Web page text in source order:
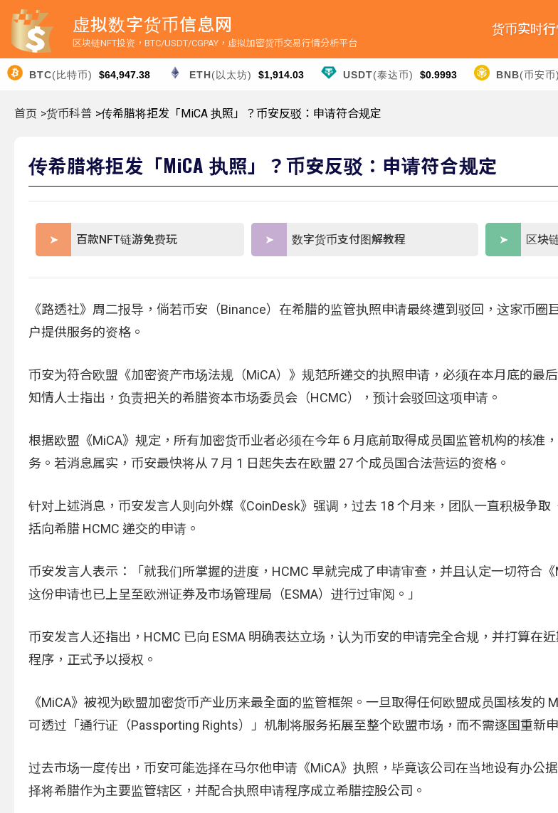
虚拟数字货币信息网
区块链NFT投资，BTC/USDT/CGPAY，虚拟加密货币交易行情分析平台
货币实时
BTC(比特币) $64,947.38 ETH(以太坊) $1,914.03 USDT(泰达币) $0.9993 BNB(币安币)
首页 >货币科普 >传希腊将拒发「MiCA 执照」？币安反驳：申请符合规定
传希腊将拒发「MiCA 执照」？币安反驳：申请符合规定
百款NFT链游免费玩 数字货币支付图解教程 区块
《路透社》周二报导，倘若币安（Binance）在希腊的监管执照申请最终遭到驳回，这家币圈
户提供服务的资格。
币安为符合欧盟《加密资产市场法规（MiCA）》规范所递交的执照申请，必须在本月底的最
知情人士指出，负责把关的希腊资本市场委员会（HCMC），预计会驳回这项申请。
根据欧盟《MiCA》规定，所有加密货币业者必须在今年 6 月底前取得成员国监管机构的核准
务。若消息属实，币安最快将从 7 月 1 日起失去在欧盟 27 个成员国合法营运的资格。
针对上述消息，币安发言人则向外媒《CoinDesk》强调，过去 18 个月来，团队一直积极争取
括向希腊 HCMC 递交的申请。
币安发言人表示：「就我们所掌握的进度，HCMC 早就完成了申请审查，并且认定一切符合《
这份申请也已上呈至欧洲证券及市场管理局（ESMA）进行过审阅。」
币安发言人还指出，HCMC 已向 ESMA 明确表达立场，认为币安的申请完全合规，并打算在
程序，正式予以授权。
《MiCA》被视为欧盟加密货币产业历来最全面的监管框架。一旦取得任何欧盟成员国核发的
可透过「通行证（Passporting Rights）」机制将服务拓展至整个欧盟市场，而不需逐国重新
过去市场一度传出，币安可能选择在马尔他申请《MiCA》执照，毕竟该公司在当地设有办公
择将希腊作为主要监管辖区，并配合执照申请程序成立希腊控股公司。